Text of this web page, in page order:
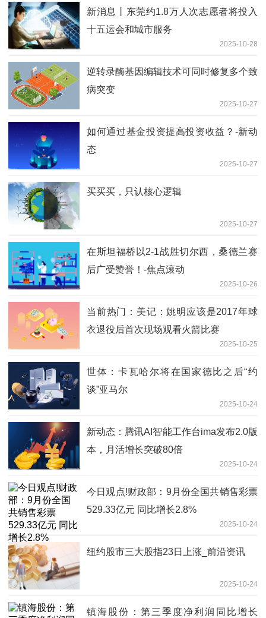
新消息丨东莞约1.8万人次志愿者将投入
十五运会和城市服务
2025-10-28
逆转录酶基因编辑技术可同时修复多个致
病突变
2025-10-27
如何通过基金投资提高投资收益？-新动
态
2025-10-27
买买买，只认核心逻辑
2025-10-27
在斯坦福桥以2-1战胜切尔西，桑德兰赛
后广受赞誉！-焦点滚动
2025-10-26
当前热门：美记：姚明应该是2017年球
衣退役后首次现场观看火箭比赛
2025-10-25
世体：卡瓦哈尔将在国家德比之后“约
谈”亚马尔
2025-10-24
新动态：腾讯AI智能工作台ima发布2.0版
本，月活增长突破80倍
2025-10-24
今日观点!财政部：9月份全国共销售彩票
529.33亿元 同比增长2.8%
2025-10-24
纽约股市三大股指23日上涨_前沿资讯
2025-10-24
镇海股份：第三季度净利润同比增长